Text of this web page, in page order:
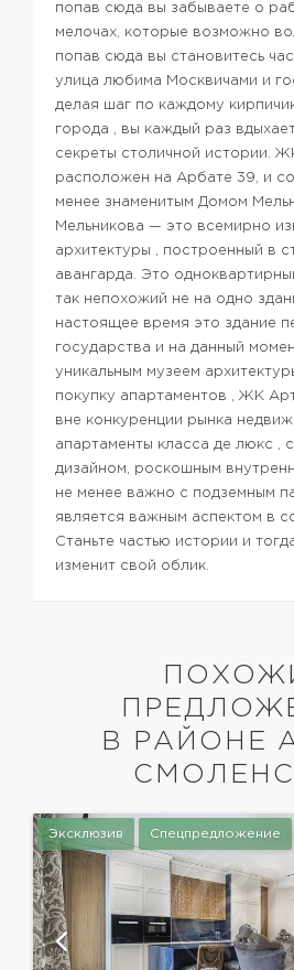
попав сюда вы забываете о
мелочах, которые возможно
попав сюда вы становитесь
улица любима Москвичами и
делая шаг по каждому
города , вы каждый раз
секреты столичной истории.
расположен на Арбате 39, и
менее знаменитым Домом
Мельникова — это всемирно
архитектуры , построенный в
авангарда. Это
так непохожий не на одно
настоящее время это здание
государства и на данный
уникальным музеем
покупку апартаментов , ЖК
вне конкуренции рынка
апартаменты класса де люкс ,
дизайном, роскошным
не менее важно с подземным
является важным аспектом в
Станьте частью истории и
изменит свой облик.
В РАЙОНЕ
Эксклюзив Спецпредложение